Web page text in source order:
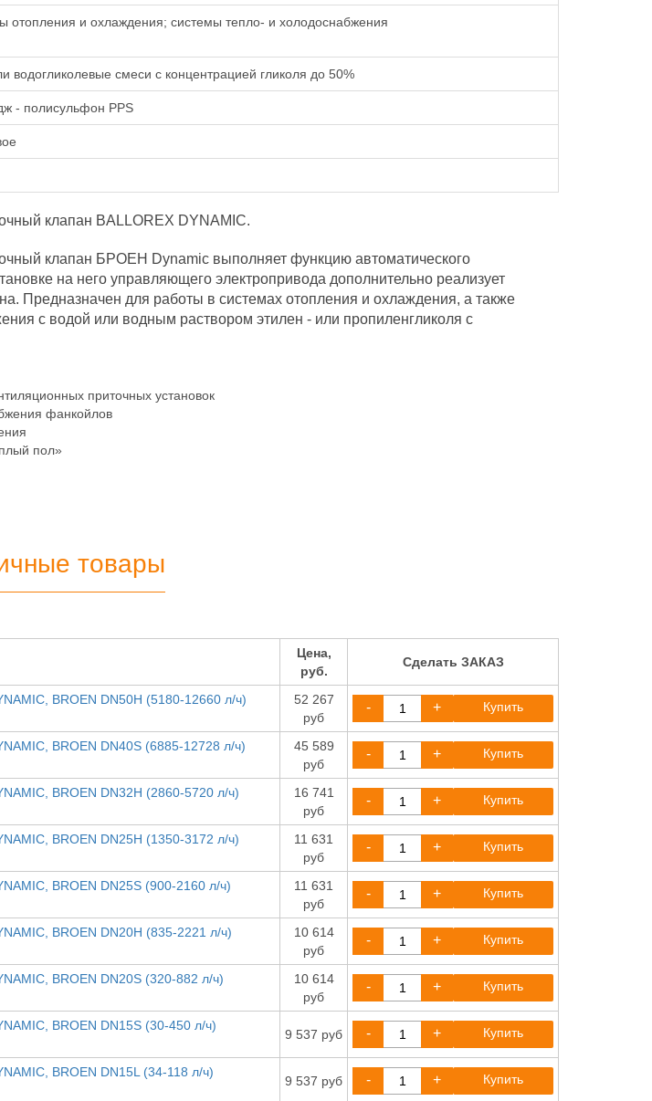
отопления и охлаждения; системы тепло- и холодоснабжения
водогликолевые смеси с концентрацией гликоля до 50%
- полисульфон PPS
клапан BALLOREX DYNAMIC.
клапан БРОЕН Dynamic выполняет функцию автоматического
на него управляющего электропривода дополнительно реализует
Предназначен для работы в системах отопления и охлаждения, а также
с водой или водным раствором этилен - или пропиленгликоля с
приточных установок
фанкойлов
пол»
товары
Цена,
руб.
Сделать ЗАКАЗ
BROEN DN50H (5180-12660 л/ч)
52 267
руб
- + Купить
BROEN DN40S (6885-12728 л/ч)
45 589
руб
- + Купить
BROEN DN32H (2860-5720 л/ч)
16 741
руб
- + Купить
BROEN DN25H (1350-3172 л/ч)
11 631
руб
- + Купить
BROEN DN25S (900-2160 л/ч)
11 631
руб
- + Купить
BROEN DN20H (835-2221 л/ч)
10 614
руб
- + Купить
BROEN DN20S (320-882 л/ч)
10 614
руб
- + Купить
BROEN DN15S (30-450 л/ч)
9 537 руб - + Купить
BROEN DN15L (34-118 л/ч)
9 537 руб - + Купить